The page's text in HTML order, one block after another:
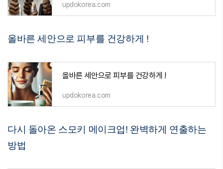
updokorea.com
올바른 세안으로 피부를 건강하게 !
올바른 세안으로 피부를 건강하게 !
updokorea.com
다시 돌아온 스모키 메이크업! 완벽하게 연출하는
방법